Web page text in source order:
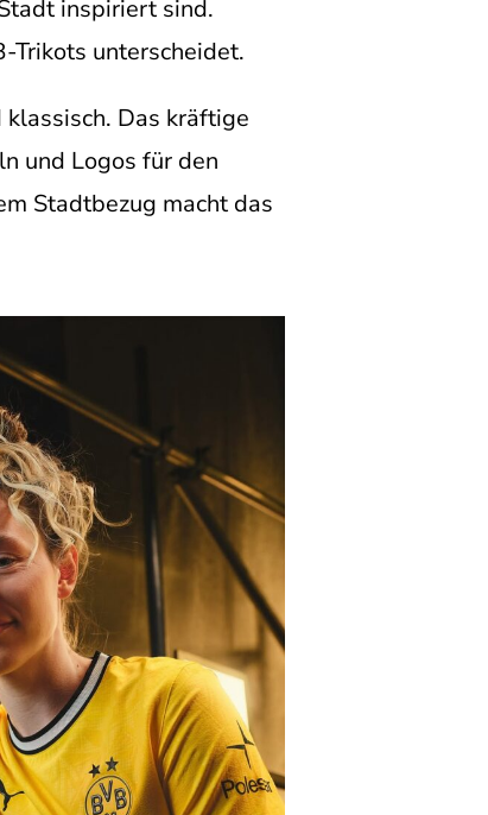
inspiriert sind.
Trikots unterscheidet.
Das kräftige
und Logos für den
Stadtbezug macht das